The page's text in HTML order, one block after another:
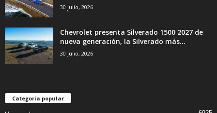
30 julio, 2026
Chevrolet presenta Silverado 1500 2027 de
nueva generación, la Silverado más...
30 julio, 2026
Categoría popular